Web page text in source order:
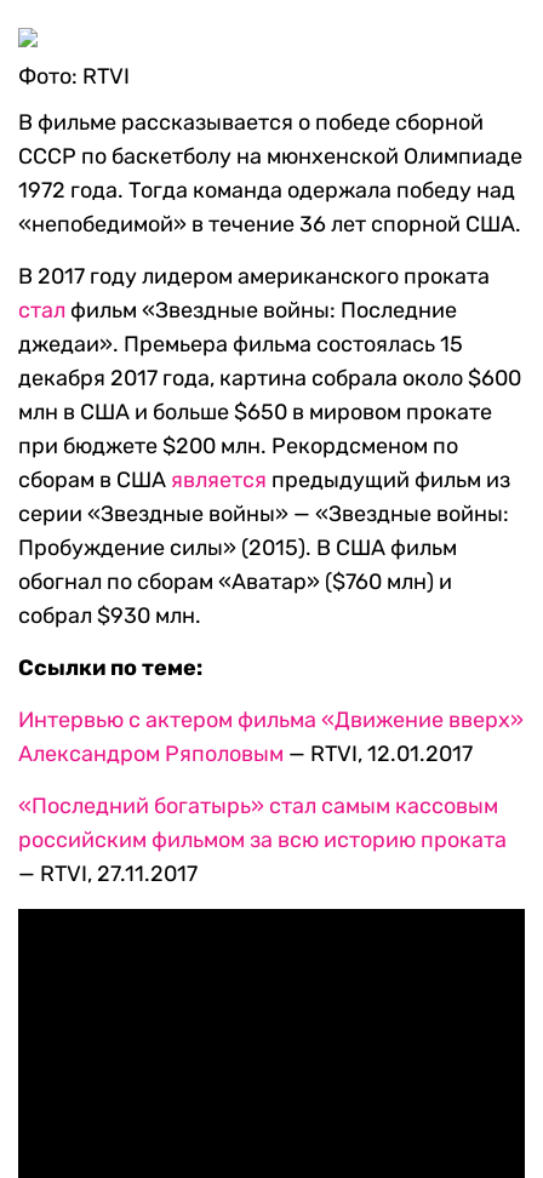
Фото: RTVI
В фильме рассказывается о победе сборной
СССР по баскетболу на мюнхенской Олимпиаде
1972 года. Тогда команда одержала победу над
«непобедимой» в течение 36 лет спорной США.
В 2017 году лидером американского проката
стал фильм «Звездные войны: Последние
джедаи». Премьера фильма состоялась 15
декабря 2017 года, картина собрала около $600
млн в США и больше $650 в мировом прокате
при бюджете $200 млн. Рекордсменом по
сборам в США является предыдущий фильм из
серии «Звездные войны» — «Звездные войны:
Пробуждение силы» (2015). В США фильм
обогнал по сборам «Аватар» ($760 млн) и
собрал $930 млн.
Ссылки по теме:
Интервью с актером фильма «Движение вверх»
Александром Ряполовым — RTVI, 12.01.2017
«Последний богатырь» стал самым кассовым
российским фильмом за всю историю проката
— RTVI, 27.11.2017